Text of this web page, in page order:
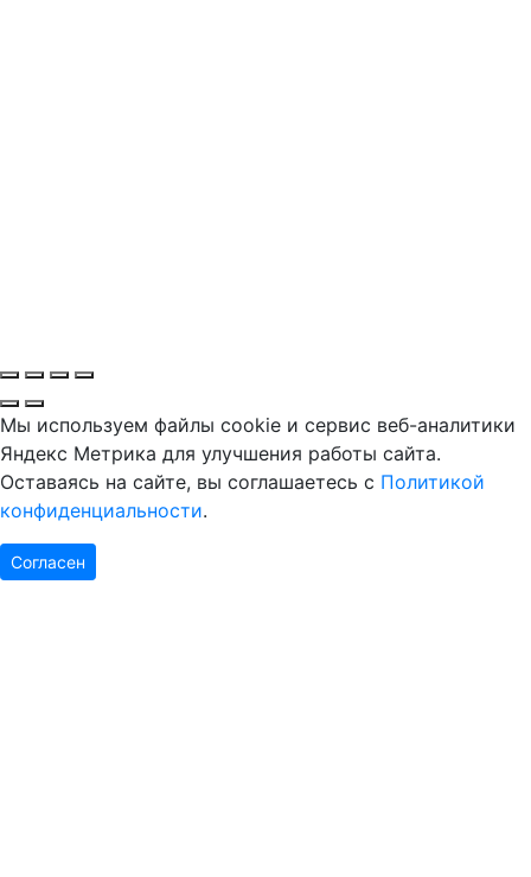
Мы используем файлы cookie и сервис веб-аналитики
Яндекс Метрика для улучшения работы сайта.
Оставаясь на сайте, вы соглашаетесь с Политикой
конфиденциальности.
Согласен